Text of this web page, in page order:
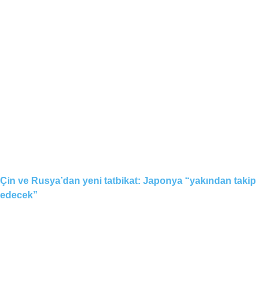
Çin ve Rusya’dan yeni tatbikat: Japonya “yakından takip
edecek”